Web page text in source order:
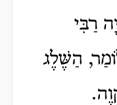
רַבִּי
הַשֶּׁלֶג